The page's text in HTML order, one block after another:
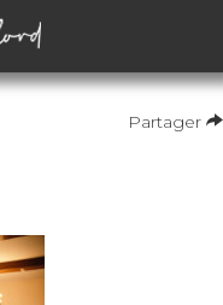
Partager